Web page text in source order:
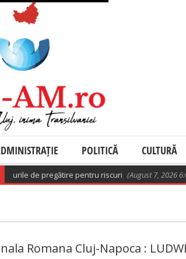
POLITICĂ CULTURĂ
de pregătire pentru riscuri (August 7, 2026 6:03
Romana Cluj-Napoca :